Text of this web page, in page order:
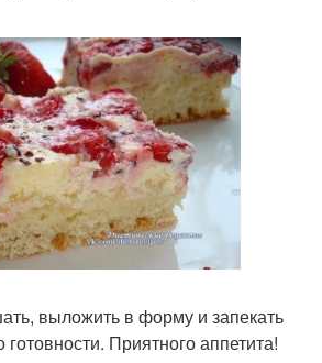
выложить в форму и запекать
готовности. Приятного аппетита!